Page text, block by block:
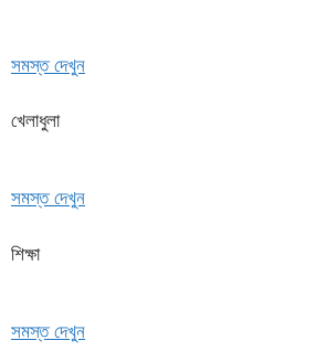
সমস্ত দেখুন
খেলাধুলা
সমস্ত দেখুন
শিক্ষা
সমস্ত দেখুন